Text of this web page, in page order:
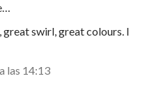
swirl, great colours. I
las 14:13